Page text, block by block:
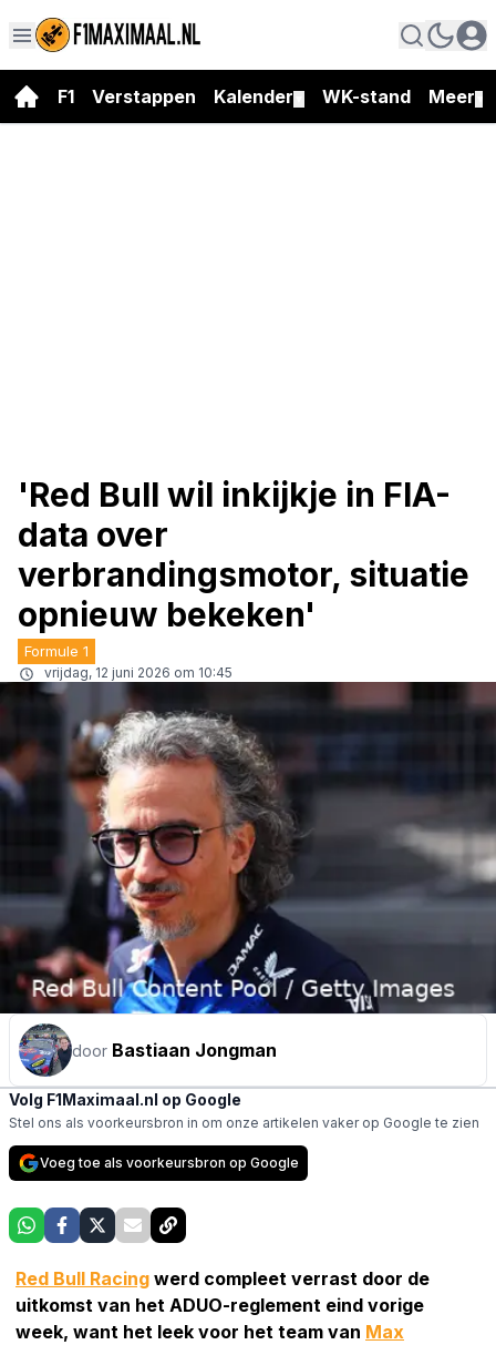
F1 Verstappen Kalender WK-stand Meer
'Red Bull wil inkijkje in FIA-
data over
verbrandingsmotor, situatie
opnieuw bekeken'
Formule 1
vrijdag, 12 juni 2026 om 10:45
door Bastiaan Jongman
Volg F1Maximaal.nl op Google
Stel ons als voorkeursbron in om onze artikelen vaker op Google te zien
Voeg toe als voorkeursbron op Google
Red Bull Racing werd compleet verrast door de
uitkomst van het ADUO-reglement eind vorige
week, want het leek voor het team van Max